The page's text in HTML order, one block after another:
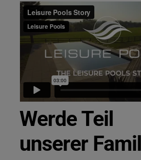
Français
Deutsch
Italiano
Werde Teil
unserer